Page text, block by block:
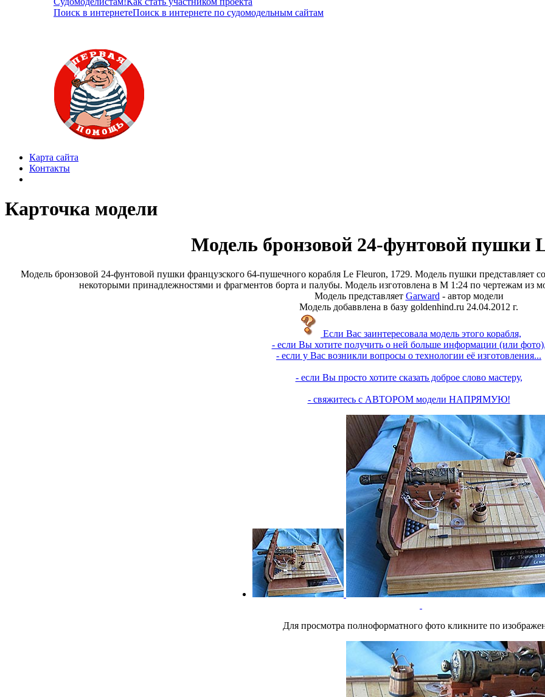
Поиск в интернетеПоиск в интернете по судомодельным сайтам
Карта сайта
Контакты
Карточка модели
Модель бронзовой 24-фунтовой пушки
Модель бронзовой 24-фунтовой пушки французского 64-пушечного корабля Le Fleuron, 1729. Модель пушки представляет
некоторыми принадлежностями и фрагментов борта и палубы. Модель изготовлена в М 1:24 по чертежам из
Модель представляет Garward - автор модели
Модель добаввлена в базу goldenhind.ru 24.04.2012 г.
Если Вас заинтересовала модель этого корабля,
- если Вы хотите получить о ней больше информации (или
- если у Вас возникли вопросы о технологии её изготовления...
- если Вы просто хотите сказать доброе слово мастеру,
- свяжитесь с АВТОРОМ модели НАПРЯМУЮ!
Для просмотра полноформатного фото кликните по